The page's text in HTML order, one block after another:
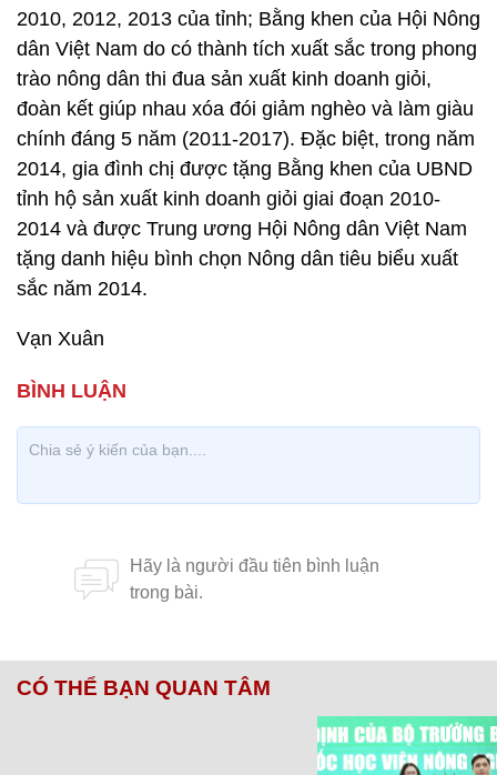
2010, 2012, 2013 của tỉnh; Bằng khen của Hội Nông
dân Việt Nam do có thành tích xuất sắc trong phong
trào nông dân thi đua sản xuất kinh doanh giỏi,
đoàn kết giúp nhau xóa đói giảm nghèo và làm giàu
chính đáng 5 năm (2011-2017). Đặc biệt, trong năm
2014, gia đình chị được tặng Bằng khen của UBND
tỉnh hộ sản xuất kinh doanh giỏi giai đoạn 2010-
2014 và được Trung ương Hội Nông dân Việt Nam
tặng danh hiệu bình chọn Nông dân tiêu biểu xuất
sắc năm 2014.
Vạn Xuân
CÓ THỂ BẠN QUAN TÂM